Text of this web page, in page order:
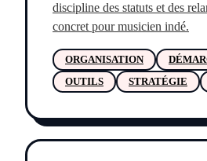
discipline des statuts et des
concret pour musicien indé.
ORGANISATION
OUTILS
STRATÉGIE